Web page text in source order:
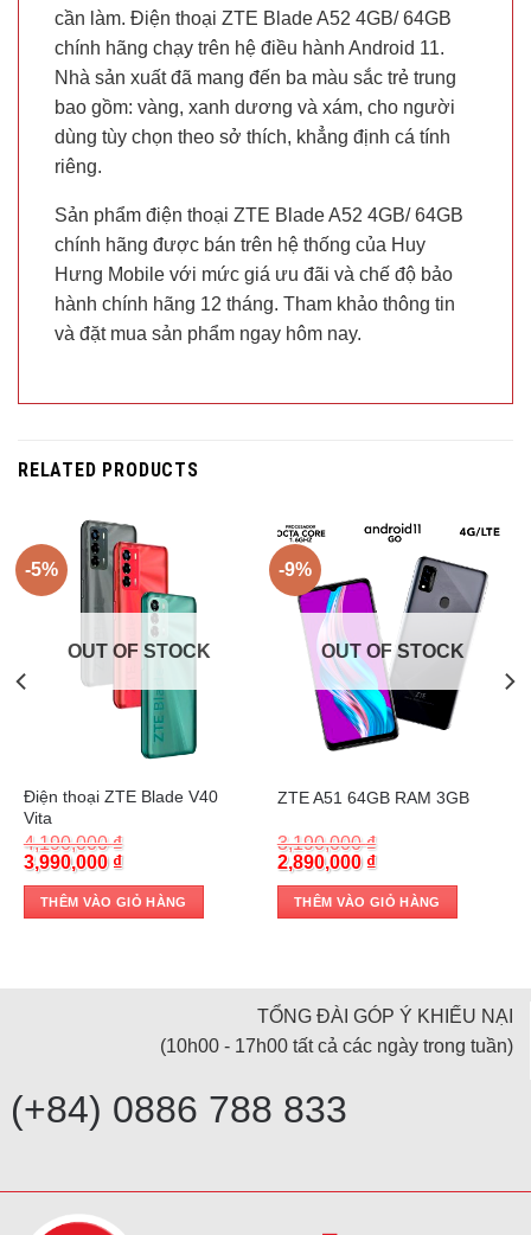
cần làm. Điện thoại ZTE Blade A52 4GB/ 64GB
chính hãng chạy trên hệ điều hành Android 11.
Nhà sản xuất đã mang đến ba màu sắc trẻ trung
bao gồm: vàng, xanh dương và xám, cho người
dùng tùy chọn theo sở thích, khẳng định cá tính
riêng.
Sản phẩm điện thoại ZTE Blade A52 4GB/ 64GB
chính hãng được bán trên hệ thống của Huy
Hưng Mobile với mức giá ưu đãi và chế độ bảo
hành chính hãng 12 tháng. Tham khảo thông tin
và đặt mua sản phẩm ngay hôm nay.
RELATED PRODUCTS
-5%
OUT OF STOCK
Điện thoại ZTE Blade V40
Vita
4,190,000₫
Original
price
was:
4,190,000 ₫.
3,990,000 ₫Current
is:
3,990,000 ₫.
THÊM VÀO GIỎ HÀNG
-9%
Trả góp 0%
OUT OF STOCK
ZTE A51 64GB RAM 3GB
3,190,000₫
Original
price
was:
3,190,000 ₫.
2,890,000 ₫Current
is:
2,890,000 ₫.
THÊM VÀO GIỎ HÀNG
TỔNG ĐÀI GÓP Ý KHIẾU NẠI
(10h00 - 17h00 tất cả các ngày trong tuần)
(+84) 0886 788 833